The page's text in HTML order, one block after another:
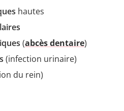
hautes
(abcès dentaire)
(infection urinaire)
du rein)